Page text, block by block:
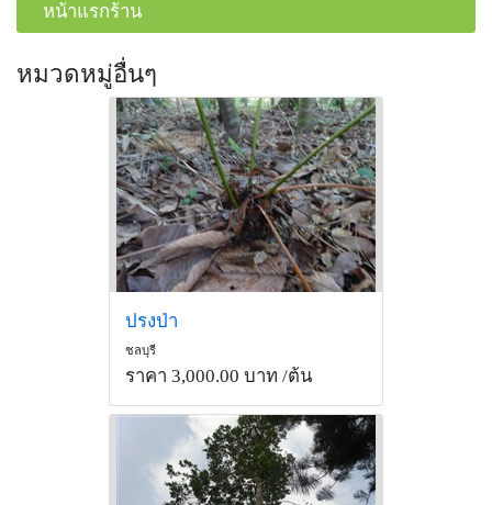
หน้าแรกร้าน
หมวดหมู่อื่นๆ
ปรงป่า
ชลบุรี
ราคา 3,000.00 บาท /ต้น